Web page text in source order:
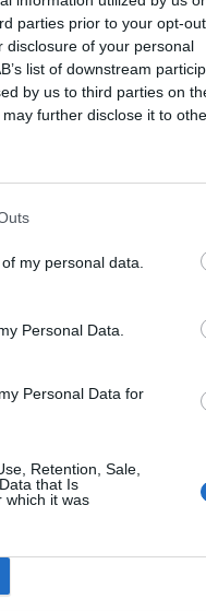
parties prior to your opt-
disclosure of your personal
list of downstream
by us to third parties on
may further disclose it to
my personal data.
Personal Data.
Personal Data for
Retention, Sale,
that Is
which it was